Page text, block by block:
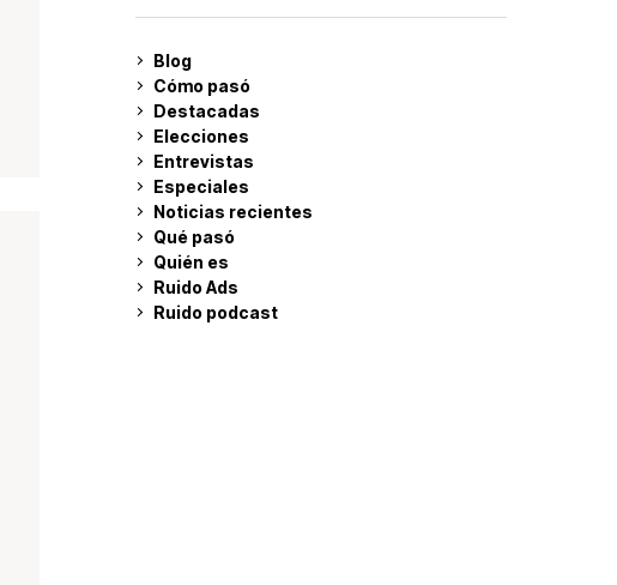
Blog
Cómo pasó
Destacadas
Elecciones
Entrevistas
Especiales
Noticias recientes
Qué pasó
Quién es
Ruido Ads
Ruido podcast